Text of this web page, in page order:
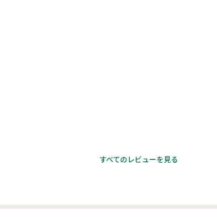
すべてのレビューを見る